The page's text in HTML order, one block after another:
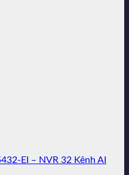
EI – NVR 32 Kênh AI